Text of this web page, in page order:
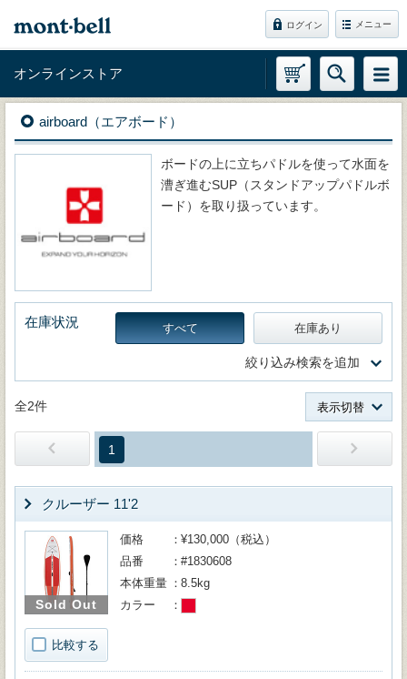
ログイン メニュー
オンラインストア
airboard（エアボード）
ボードの上に立ちパドルを使って水面を
漕ぎ進むSUP（スタンドアップパドルボ
ード）を取り扱っています。
在庫状況 すべて 在庫あり
絞り込み検索を追加
全2件 表示切替
1
クルーザー 11'2
Sold Out
比較する
価格
¥130,000（税込）
品番
#1830608
本体重量
8.5kg
カラー